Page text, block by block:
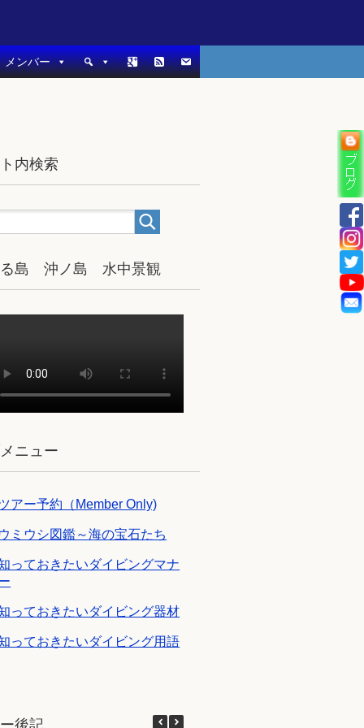
メンバー
内検索
る島 沖ノ島 水中景観
ニュー
アー予約（Member Only)
ウミウシ図鑑～海の宝石たち
っておきたいダイビングマナ
っておきたいダイビング器材
っておきたいダイビング用語